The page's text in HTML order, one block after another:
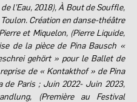
l’Eau, 2018), À Bout de Souffle,
Création en danse-théâtre
et Miquelon, (Pierre Liquide,
de la pièce de Pina Bausch «
gehört » pour le Ballet de
de « Kontakthof » de Pina
de Paris ; Juin 2022- Juin 2023,
(Première au Festival